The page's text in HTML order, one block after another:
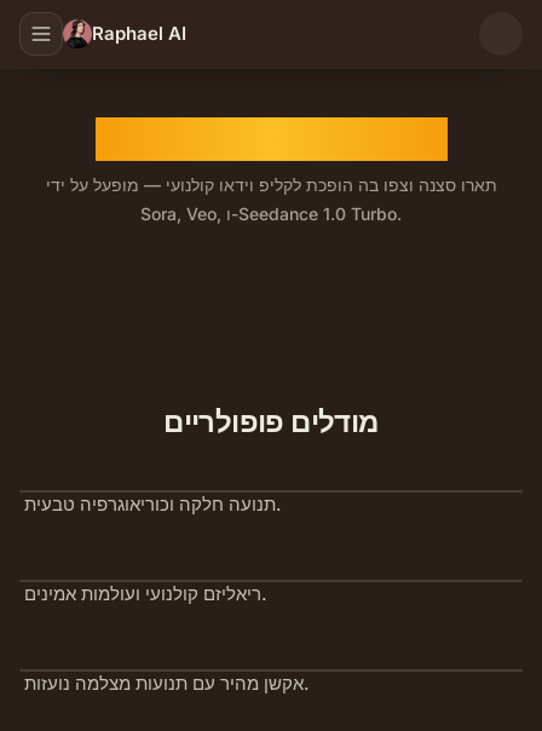
Raphael AI
תארו סצנה וצפו בה הופכת לקליפ וידאו קולנועי — מופעל על ידי
Sora, Veo, ו-Seedance 1.0 Turbo.
מודלים פופולריים
תנועה חלקה וכוריאוגרפיה טבעית.
ריאליזם קולנועי ועולמות אמינים.
אקשן מהיר עם תנועות מצלמה נועזות.